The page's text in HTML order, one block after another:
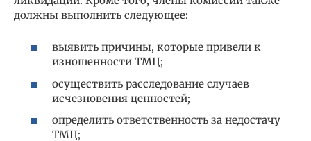
должны выполнить следующее:
выявить причины, которые привели к
изношенности ТМЦ;
осуществить расследование случаев
исчезновения ценностей;
определить ответственность за недостачу
ТМЦ;